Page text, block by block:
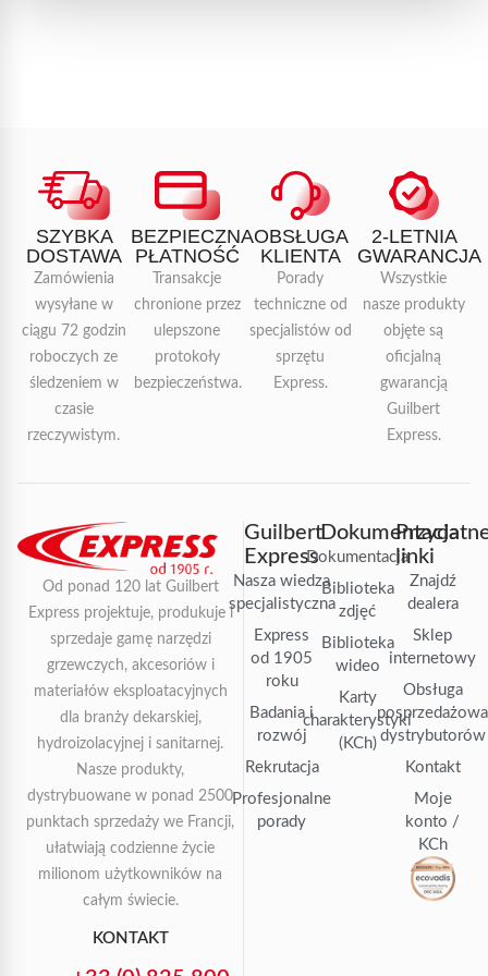
SZYBKA
DOSTAWA
Zamówienia
wysyłane w
ciągu 72 godzin
roboczych ze
śledzeniem w
czasie
rzeczywistym.
BEZPIECZNA
PŁATNOŚĆ
Transakcje
chronione przez
ulepszone
protokoły
bezpieczeństwa.
OBSŁUGA
KLIENTA
Porady
techniczne od
specjalistów od
sprzętu
Express.
2-LETNIA
GWARANCJA
Wszystkie
nasze produkty
objęte są
oficjalną
gwarancją
Guilbert
Express.
Od ponad 120 lat Guilbert
Express projektuje, produkuje i
sprzedaje gamę narzędzi
grzewczych, akcesoriów i
materiałów eksploatacyjnych
dla branży dekarskiej,
hydroizolacyjnej i sanitarnej.
Nasze produkty,
dystrybuowane w ponad 2500
punktach sprzedaży we Francji,
ułatwiają codzienne życie
milionom użytkowników na
całym świecie.
KONTAKT
Guilbert
Express
Nasza wiedza
specjalistyczna
Express
od 1905
roku
Badania i
rozwój
Rekrutacja
Profesjonalne
porady
Dokumentacja
Dokumentacja
Biblioteka
zdjęć
Biblioteka
wideo
Karty
charakterystyki
(KCh)
linki
Znajdź
dealera
Sklep
internetowy
Obsługa
posprzedażowa
dystrybutorów
Kontakt
Moje
konto /
KCh